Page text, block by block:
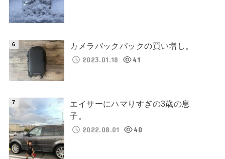
カメラバックパックの買い増し。
2023.01.18
41
エイサーにハマりすぎの3歳の息
子。
2022.08.01
40